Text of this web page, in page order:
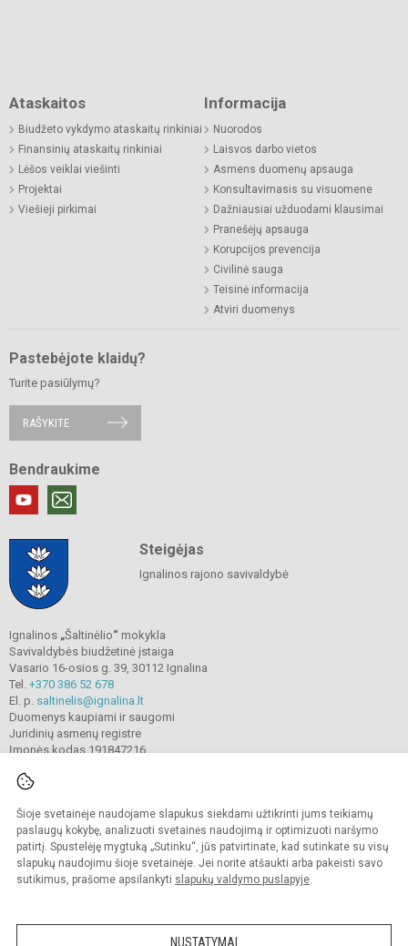
Šioje svetainėje naudojame slapukus siekdami užtikrinti jums teikiamų
paslaugų kokybę, analizuoti svetainės naudojimą ir optimizuoti naršymo
patirtį. Spustelėję mygtuką „Sutinku“, jūs patvirtinate, kad sutinkate su visų
slapukų naudojimu šioje svetainėje. Jei norite atšaukti arba pakeisti savo
sutikimus, prašome apsilankyti slapukų valdymo puslapyje.
NUSTATYMAI
Ataskaitos
Biudžeto vykdymo ataskaitų rinkiniai
Finansinių ataskaitų rinkiniai
Lėšos veiklai viešinti
Projektai
Viešieji pirkimai
Informacija
Nuorodos
Laisvos darbo vietos
Asmens duomenų apsauga
Konsultavimasis su visuomene
Dažniausiai užduodami klausimai
Pranešėjų apsauga
Korupcijos prevencija
Civilinė sauga
Teisinė informacija
Atviri duomenys
Pastebėjote klaidų?
Turite pasiūlymų?
RAŠYKITE
Bendraukime
Steigėjas
Ignalinos rajono savivaldybė
Ignalinos „Šaltinėlio“ mokykla
Savivaldybės biudžetinė įstaiga
Vasario 16-osios g. 39, 30112 Ignalina
Tel. +370 386 52 678
El. p. saltinelis@ignalina.lt
Duomenys kaupiami ir saugomi
Juridinių asmenų registre
Įmonės kodas 191847216
© 2022. Ignalinos„Šaltinėlio “mokykla. Visos teisės saugomos.
Kopijuoti turinį be raštiško gimnazijos sutikimo griežtai draudžiama.
Prieinamumo paraiška Slapukų valdymas
Sumanus būdas atnaujinti